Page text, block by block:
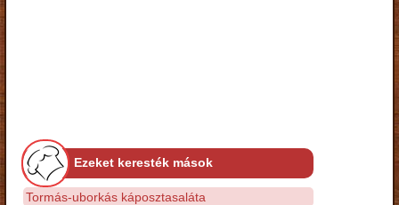
Ezeket keresték mások
Tormás-uborkás káposztasaláta